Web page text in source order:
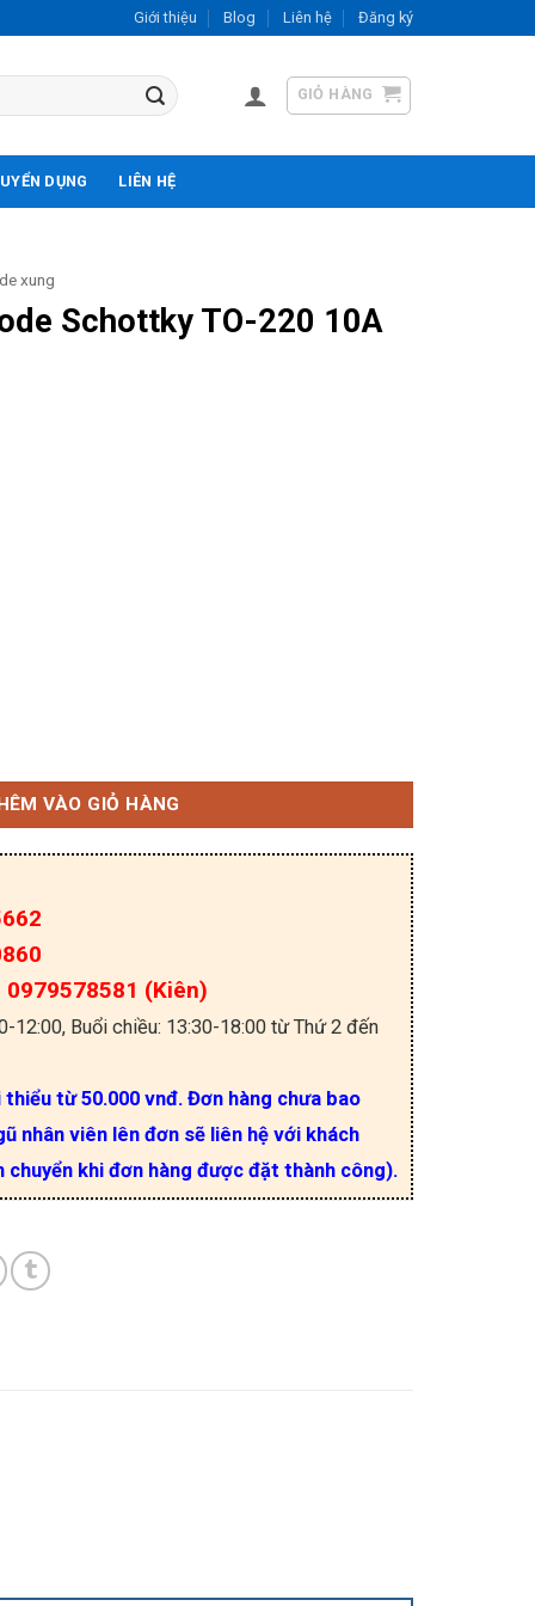
Giới thiệu Blog Liên hệ Đăng ký
GIỎ HÀNG
DỤNG LIÊN HỆ
xung
Schottky TO-220 10A
VÀO GIỎ HÀNG
(Kiên)
12:00, Buổi chiều: 13:30-18:00 từ Thứ 2 đến
từ 50.000 vnđ. Đơn hàng chưa bao
nhân viên lên đơn sẽ liên hệ với khách
chuyển khi đơn hàng được đặt thành công).